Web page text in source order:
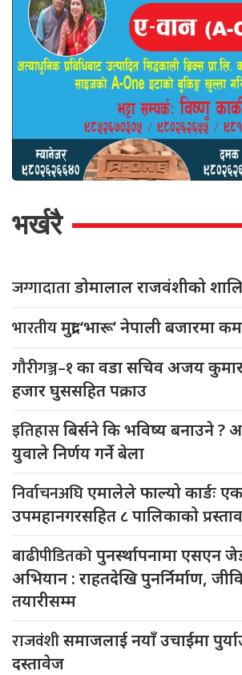
भर्खरै
जग्गादाताडोमालाल राजवंशीको
भारतीयमुद्रा ‘भारू’ नेपाली बजारमा
गौरीगञ्ज–१का वडा सचिव अजय
हजार घुससहित पक्राउ
इतिहासबिर्सने कि भविष्य बनाउने ?
युवाले निर्णय गर्ने बेला
निर्वाचनअघिएमालेले फाल्यो कार्डः
उपमहानगरसहित ८ पालिकाको प्रस्ताव
बाढीपीडितकोपुनर्स्थापनामा एसएन
अभियान : राहतदेखि पुनर्निर्माण,
तयारीसम्म
राजवंशीसमाजलाई नयाँ उचाईमा
दस्तावेज